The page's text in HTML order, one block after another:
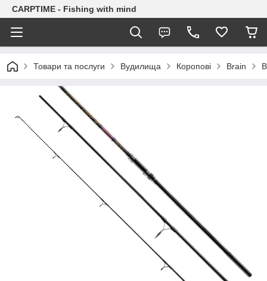
CARPTIME - Fishing with mind
Товари та послуги Вудилища Коропові Brain